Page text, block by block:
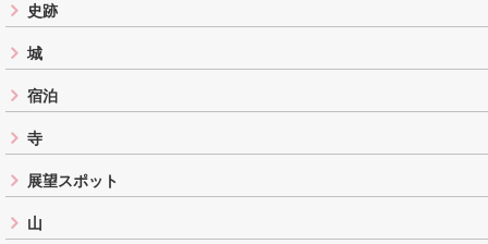
史跡
城
宿泊
寺
展望スポット
山